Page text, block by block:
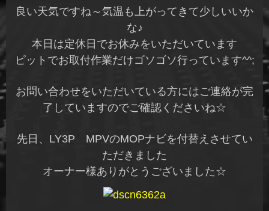
良い天気ですね～気温も上がってきて少しいいか
な♪
本日は定休日でお休みをいただいています
ピットでお取付作業だけゴソゴソ行っています^^;
お問い合わせをいただいている方にはご連絡が完
了していますのでご確認くださいね☆
先日、LY3P MPVのMOPナビを付替えさせてい
ただきました
オーナー様ありがとうございました☆